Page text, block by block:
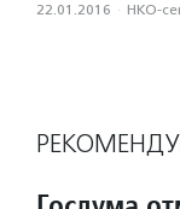
22.01.2016 · НКО-